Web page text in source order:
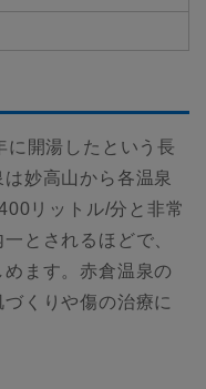
に開湯したという長
妙高山から各温泉
リットル/分と非常
とされるほどで、
ます。赤倉温泉の
くりや傷の治療に